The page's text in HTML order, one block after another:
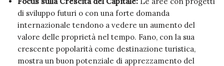
di sviluppo futuri o con una forte domanda
internazionale tendono a vedere un aumento del
valore delle proprietà nel tempo. Fano, con la sua
crescente popolarità come destinazione turistica,
mostra un buon potenziale di apprezzamento del